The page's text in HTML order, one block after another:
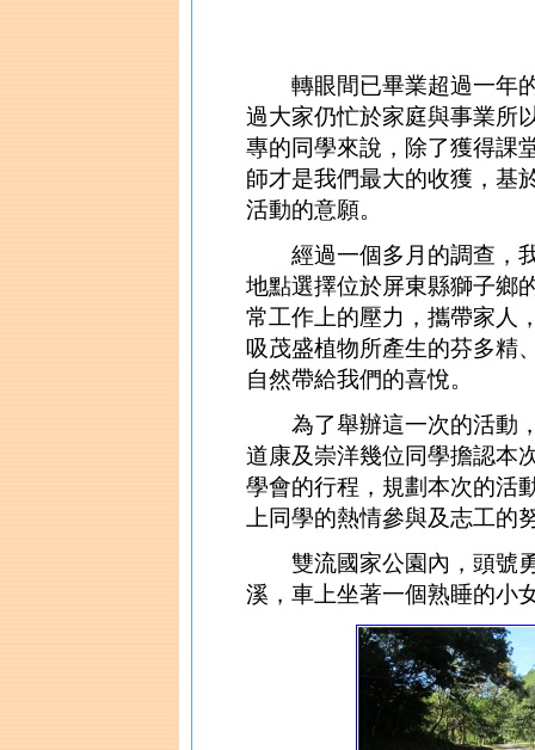
轉眼間已畢業超過一年的
過大家仍忙於家庭與事業所
專的同學來說，除了獲得課
師才是我們最大的收獲，基
活動的意願。
經過一個多月的調查，我
地點選擇位於屏東縣獅子鄉
常工作上的壓力，攜帶家人
吸茂盛植物所產生的芬多精
自然帶給我們的喜悅。
為了舉辦這一次的活動，
道康及崇洋幾位同學擔認本
學會的行程，規劃本次的活
上同學的熱情參與及志工
雙流國家公園內，頭號勇
溪，車上坐著一個熟睡的小